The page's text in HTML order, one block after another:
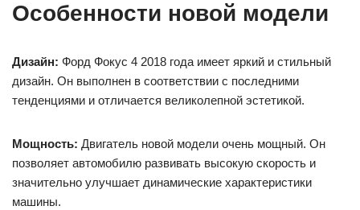
Особенности новой модели
Дизайн: Форд Фокус 4 2018 года имеет яркий и стильный
дизайн. Он выполнен в соответствии с последними
тенденциями и отличается великолепной эстетикой.
Мощность: Двигатель новой модели очень мощный. Он
позволяет автомобилю развивать высокую скорость и
значительно улучшает динамические характеристики
машины.